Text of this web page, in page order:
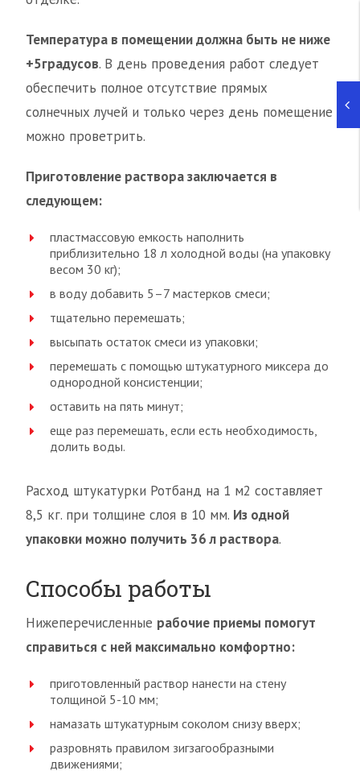
Температура в помещении должна быть не ниже
+5градусов. В день проведения работ следует
обеспечить полное отсутствие прямых
солнечных лучей и только через день помещение
можно проветрить.
Приготовление раствора заключается в
следующем:
пластмассовую емкость наполнить
приблизительно 18 л холодной воды (на упаковку
весом 30 кг);
в воду добавить 5–7 мастерков смеси;
тщательно перемешать;
высыпать остаток смеси из упаковки;
перемешать с помощью штукатурного миксера до
однородной консистенции;
оставить на пять минут;
еще раз перемешать, если есть необходимость,
долить воды.
Расход штукатурки Ротбанд на 1 м2 составляет
8,5 кг. при толщине слоя в 10 мм. Из одной
упаковки можно получить 36 л раствора.
Способы работы
Нижеперечисленные рабочие приемы помогут
справиться с ней максимально комфортно:
приготовленный раствор нанести на стену
толщиной 5-10 мм;
намазать штукатурным соколом снизу вверх;
разровнять правилом зигзагообразными
движениями;